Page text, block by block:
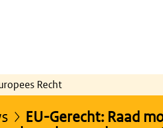
Recht
EU-Gerecht: Raad